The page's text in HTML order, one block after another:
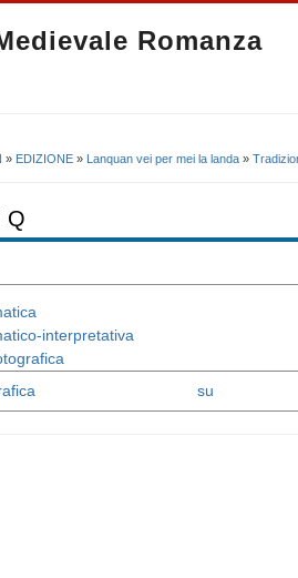
Romanza
» EDIZIONE » Lanquan vei per mei la landa »
Q
interpretativa
su